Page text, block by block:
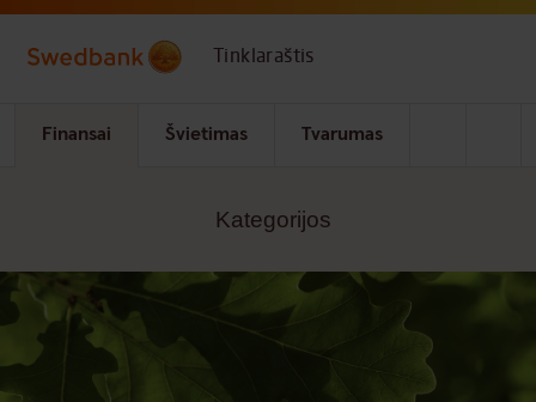
Skip to main content
Tinklaraštis
Finansai Švietimas Tvarumas
Kategorijos